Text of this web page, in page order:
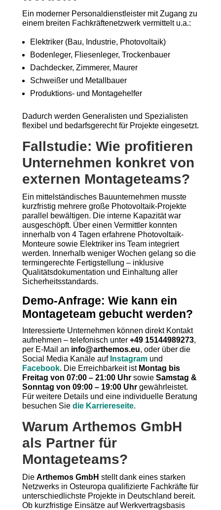
Ein moderner Personaldienstleister mit Zugang zu
einem breiten Fachkräftenetzwerk vermittelt u.a.:
Elektriker (Bau, Industrie, Photovoltaik)
Bodenleger, Fliesenleger, Trockenbauer
Dachdecker, Zimmerer, Maurer
Schweißer und Metallbauer
Produktions- und Montagehelfer
Dadurch werden Generalisten und Spezialisten
flexibel und bedarfsgerecht für Projekte eingesetzt.
Fallstudie: Wie profitieren
Unternehmen konkret von
externen Montageteams?
Ein mittelständisches Bauunternehmen musste
kurzfristig mehrere große Photovoltaik-Projekte
parallel bewältigen. Die interne Kapazität war
ausgeschöpft. Über einen Vermittler konnten
innerhalb von 4 Tagen erfahrene Photovoltaik-
Monteure sowie Elektriker ins Team integriert
werden. Innerhalb weniger Wochen gelang so die
termingerechte Fertigstellung – inklusive
Qualitätsdokumentation und Einhaltung aller
Sicherheitsstandards.
Demo-Anfrage: Wie kann ein
Montageteam gebucht werden?
Interessierte Unternehmen können direkt Kontakt
aufnehmen – telefonisch unter +49 15144989273,
per E-Mail an info@arthemos.eu, oder über die
Social Media Kanäle auf Instagramund
Facebook. Die Erreichbarkeit ist Montag bis
Freitag von 07:00 – 21:00 Uhrsowie Samstag &
Sonntag von 09:00 – 19:00 Uhrgewährleistet.
Für weitere Details und eine individuelle Beratung
besuchen Sie die Karriereseite.
Warum Arthemos GmbH
als Partner für
Montageteams?
Die Arthemos GmbH stellt dank eines starken
Netzwerks in Osteuropa qualifizierte Fachkräfte für
unterschiedlichste Projekte in Deutschland bereit.
Ob kurzfristige Einsätze auf Werkvertragsbasis